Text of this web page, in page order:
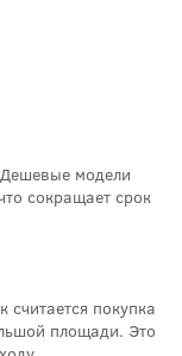
Дешевые модели
сокращает срок
покупка
площади. Это